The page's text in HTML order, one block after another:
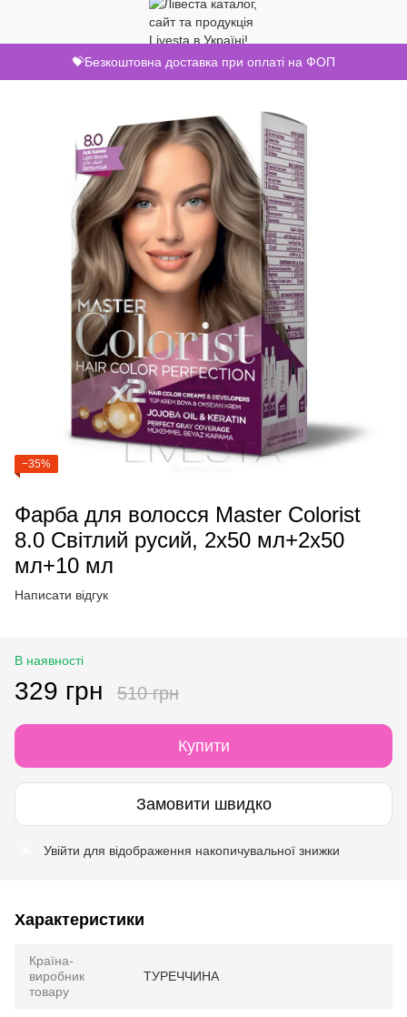
💝Безкоштовна доставка при оплаті на ФОП
−35%
Фарба для волосся Master Colorist
8.0 Світлий русий, 2x50 мл+2x50
мл+10 мл
Написати відгук
В наявності
329 грн 510 грн
Купити
Замовити швидко
Увійти для відображення накопичувальної знижки
Характеристики
Країна-
виробник
товару
ТУРЕЧЧИНА